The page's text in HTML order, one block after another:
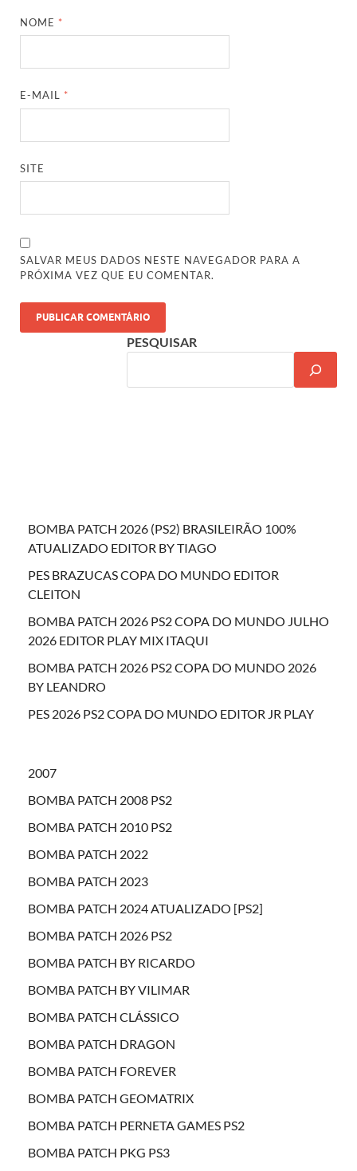
NOME *
E-MAIL *
SITE
SALVAR MEUS DADOS NESTE NAVEGADOR PARA A
PRÓXIMA VEZ QUE EU COMENTAR.
PESQUISAR
BOMBA PATCH 2026 (PS2) BRASILEIRÃO 100%
ATUALIZADO EDITOR BY TIAGO
PES BRAZUCAS COPA DO MUNDO EDITOR
CLEITON
BOMBA PATCH 2026 PS2 COPA DO MUNDO JULHO
2026 EDITOR PLAY MIX ITAQUI
BOMBA PATCH 2026 PS2 COPA DO MUNDO 2026
BY LEANDRO
PES 2026 PS2 COPA DO MUNDO EDITOR JR PLAY
2007
BOMBA PATCH 2008 PS2
BOMBA PATCH 2010 PS2
BOMBA PATCH 2022
BOMBA PATCH 2023
BOMBA PATCH 2024 ATUALIZADO [PS2]
BOMBA PATCH 2026 PS2
BOMBA PATCH BY RICARDO
BOMBA PATCH BY VILIMAR
BOMBA PATCH CLÁSSICO
BOMBA PATCH DRAGON
BOMBA PATCH FOREVER
BOMBA PATCH GEOMATRIX
BOMBA PATCH PERNETA GAMES PS2
BOMBA PATCH PKG PS3